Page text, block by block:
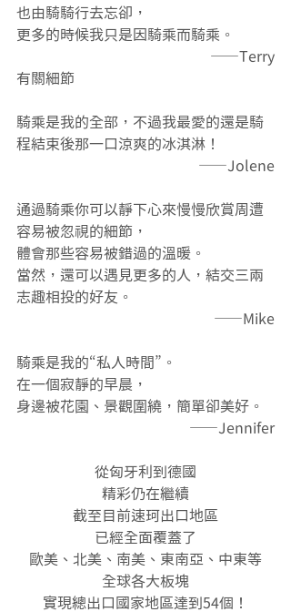
也由騎騎行去忘卻，
更多的時候我只是因騎乘而騎乘。
——Terry
有關細節
騎乘是我的全部，不過我最愛的還是騎
程結束後那一口涼爽的冰淇淋！
——Jolene
通過騎乘你可以靜下心來慢慢欣賞周遭
容易被忽視的細節，
體會那些容易被錯過的溫暖。
當然，還可以遇見更多的人，結交三兩
志趣相投的好友。
——Mike
騎乘是我的“私人時間”。
在一個寂靜的早晨，
身邊被花園、景觀圍繞，簡單卻美好。
——Jennifer
從匈牙利到德國
精彩仍在繼續
截至目前速珂出口地區
已經全面覆蓋了
歐美、北美、南美、東南亞、中東等
全球各大板塊
實現總出口國家地區達到54個！